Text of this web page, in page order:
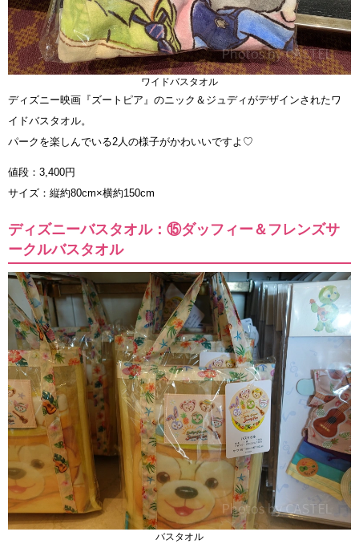
ワイドバスタオル
ディズニー映画『ズートピア』のニック＆ジュディがデザインされたワ
イドバスタオル。
パークを楽しんでいる2人の様子がかわいいですよ♡
値段：3,400円
サイズ：縦約80cm×横約150cm
ディズニーバスタオル：⑮ダッフィー＆フレンズサ
ークルバスタオル
バスタオル